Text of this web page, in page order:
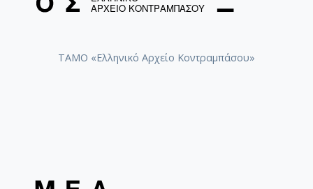
ΤΑΜΟ «Ελληνικό Αρχείο Κοντραμπάσου»